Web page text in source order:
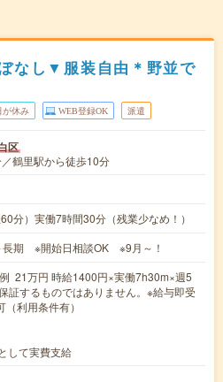
なし▼服装自由＊野並で
が休み WEB登録OK 派遣
区
鶴里駅から徒歩10分
分）実働7時間30分（残業少なめ！）
長期 ※開始日相談OK ※9月～！
21万円 時給1400円×実働7h30m×週5
証するものではありません。※給与即受
利用条件有）
して実費支給